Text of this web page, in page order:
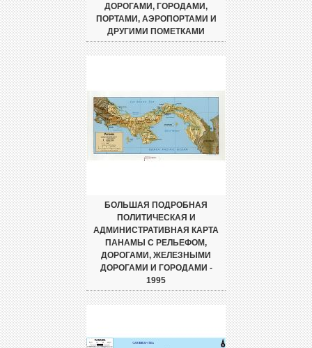
ДОРОГАМИ, ГОРОДАМИ,
ПОРТАМИ, АЭРОПОРТАМИ И
ДРУГИМИ ПОМЕТКАМИ
БОЛЬШАЯ ПОДРОБНАЯ
ПОЛИТИЧЕСКАЯ И
АДМИНИСТРАТИВНАЯ КАРТА
ПАНАМЫ С РЕЛЬЕФОМ,
ДОРОГАМИ, ЖЕЛЕЗНЫМИ
ДОРОГАМИ И ГОРОДАМИ -
1995